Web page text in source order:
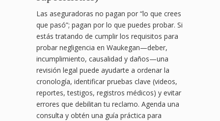
Las aseguradoras no pagan por “lo que crees
que pasó”; pagan por lo que puedes probar. Si
estás tratando de cumplir los requisitos para
probar negligencia en Waukegan—deber,
incumplimiento, causalidad y daños—una
revisión legal puede ayudarte a ordenar la
cronología, identificar pruebas clave (videos,
reportes, testigos, registros médicos) y evitar
errores que debilitan tu reclamo. Agenda una
consulta y obtén una guía práctica para